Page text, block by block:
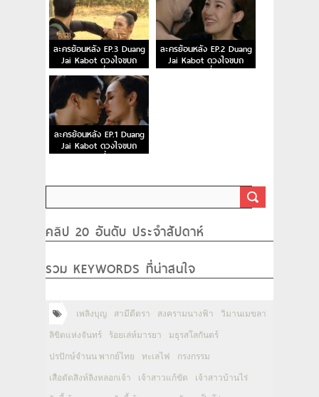
ละครย้อนหลัง EP.3 Duang
Jai Kabot ดวงใจขบถ
ตอนที่ 3
ละครย้อนหลัง EP.2 Duang
Jai Kabot ดวงใจขบถ
ตอนที่ 2
ละครย้อนหลัง EP.1 Duang
Jai Kabot ดวงใจขบถ
ตอนที่ 1
คลิป 20 อันดับ ประจำสัปดาห์
รวม KEYWORDS ที่น่าสนใจ
เพลิงบุญ สามีตีตรา สงครามนางฟ้า วิมานเมขลา
ลิขิตแห่งจันทร์ ร้อยเล่ห์มารยา มธุรสโลกันตร์
ปรปักษ์จำนน พากย์ไทย ทะเลไฟ กรงกรรม
เสือตัดสิงห์ลิงหลอกเจ้า เจ้าสาวแก้ขัด เจ้าสาวบ้านไร่